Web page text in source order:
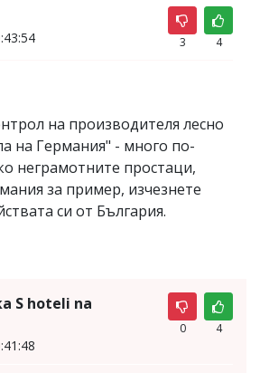
3 4
на производителя лесно
на Германия" - много по-
неграмотните простаци,
за пример, изчезнете
си от България.
S hoteli na
0 4